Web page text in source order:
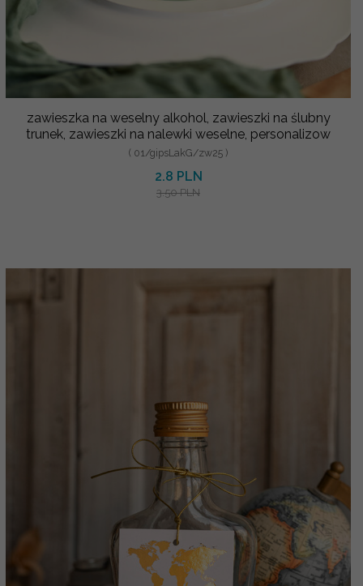
zawieszka na weselny alkohol, zawieszki na ślubny
trunek, zawieszki na nalewki weselne, personalizow
( 01/gipsLakG/zw25 )
2.8 PLN
3.50 PLN